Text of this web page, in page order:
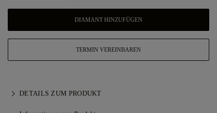
DIAMANT HINZUFÜGEN
TERMIN VEREINBAREN
DETAILS ZUM PRODUKT